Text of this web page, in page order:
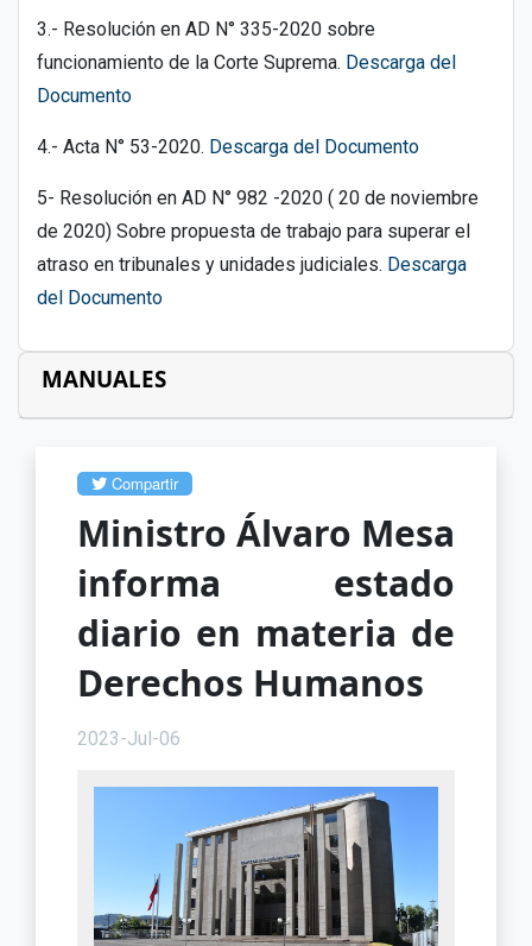
3.- Resolución en AD N° 335-2020 sobre
funcionamiento de la Corte Suprema. Descarga del
Documento
4.- Acta N° 53-2020. Descarga del Documento
5- Resolución en AD N° 982 -2020 ( 20 de noviembre
de 2020) Sobre propuesta de trabajo para superar el
atraso en tribunales y unidades judiciales. Descarga
del Documento
MANUALES
Compartir
Ministro Álvaro Mesa
informa estado
diario en materia de
Derechos Humanos
2023-Jul-06